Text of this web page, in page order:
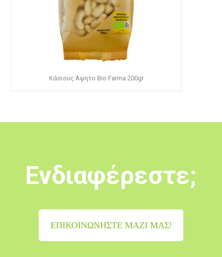
Κάσιους Άψητο Bio Farma 200gr
Ενδιαφέρεστε;
ΕΠΙΚΟΙΝΩΝΉΣΤΕ ΜΑΖΊ ΜΑΣ!